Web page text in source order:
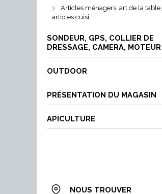
Articles ménagers, art de la table,
articles cuisi
SONDEUR, GPS, COLLIER DE
DRESSAGE, CAMERA, MOTEUR
OUTDOOR
PRÉSENTATION DU MAGASIN
APICULTURE
NOUS TROUVER